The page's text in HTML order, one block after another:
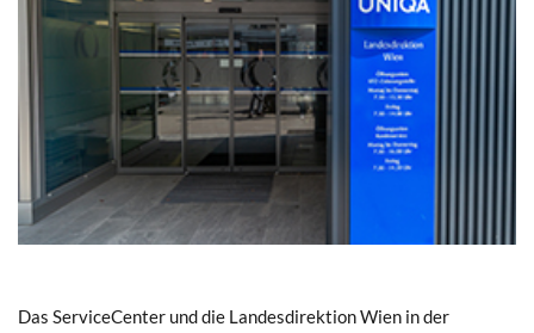
Das ServiceCenter und die Landesdirektion Wien in der